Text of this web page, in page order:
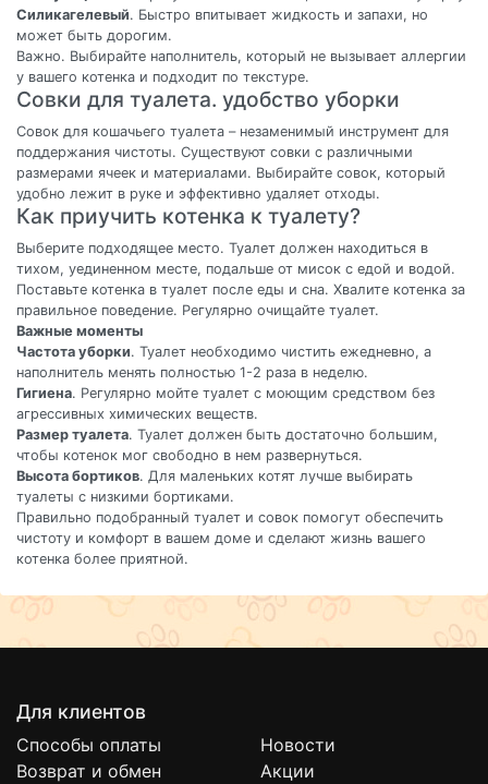
Силикагелевый. Быстро впитывает жидкость и запахи, но
может быть дорогим.
Важно. Выбирайте наполнитель, который не вызывает аллергии
у вашего котенка и подходит по текстуре.
Совки для туалета. удобство уборки
Совок для кошачьего туалета – незаменимый инструмент для
поддержания чистоты. Существуют совки с различными
размерами ячеек и материалами. Выбирайте совок, который
удобно лежит в руке и эффективно удаляет отходы.
Как приучить котенка к туалету?
Выберите подходящее место. Туалет должен находиться в
тихом, уединенном месте, подальше от мисок с едой и водой.
Поставьте котенка в туалет после еды и сна. Хвалите котенка за
правильное поведение. Регулярно очищайте туалет.
Важные моменты
Частота уборки. Туалет необходимо чистить ежедневно, а
наполнитель менять полностью 1-2 раза в неделю.
Гигиена. Регулярно мойте туалет с моющим средством без
агрессивных химических веществ.
Размер туалета. Туалет должен быть достаточно большим,
чтобы котенок мог свободно в нем развернуться.
Высота бортиков. Для маленьких котят лучше выбирать
туалеты с низкими бортиками.
Правильно подобранный туалет и совок помогут обеспечить
чистоту и комфорт в вашем доме и сделают жизнь вашего
котенка более приятной.
Для клиентов
Способы оплаты
Возврат и обмен
Новости
Акции